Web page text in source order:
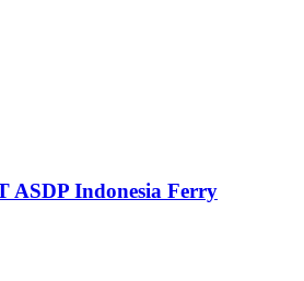
ASDP Indonesia Ferry